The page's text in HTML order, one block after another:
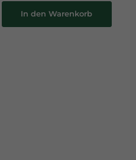
Wert ein oder benutze die
In den Warenkorb